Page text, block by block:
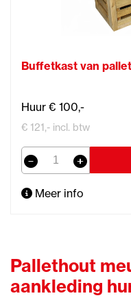
Buffetkast van
Huur € 100,-
€ 121,- incl. btw
Meer info
Pallethout
aankleding